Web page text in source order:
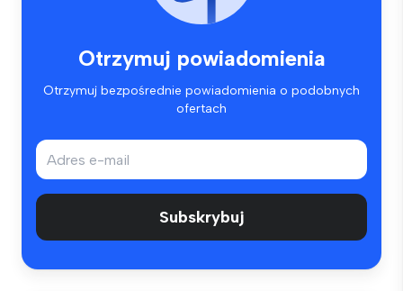
Otrzymuj powiadomienia
Otrzymuj bezpośrednie powiadomienia o podobnych
ofertach
Subskrybuj